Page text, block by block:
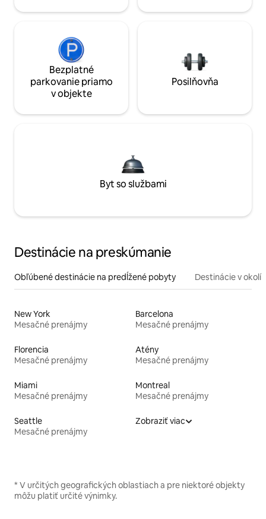
Bezplatné
parkovanie priamo
v objekte
Posilňovňa
Byt so službami
Destinácie na preskúmanie
Obľúbené destinácie na predĺžené pobyty Destinácie v okolí
New York
Mesačné prenájmy
Barcelona
Mesačné prenájmy
Florencia
Mesačné prenájmy
Atény
Mesačné prenájmy
Miami
Mesačné prenájmy
Montreal
Mesačné prenájmy
Seattle
Mesačné prenájmy
Zobraziť viac
* V určitých geografických oblastiach a pre niektoré objekty
môžu platiť určité výnimky.